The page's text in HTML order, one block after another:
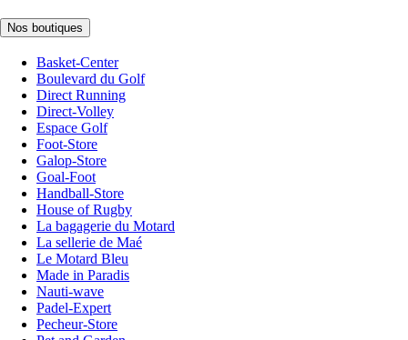
Nos boutiques
Basket-Center
Boulevard du Golf
Direct Running
Direct-Volley
Espace Golf
Foot-Store
Galop-Store
Goal-Foot
Handball-Store
House of Rugby
La bagagerie du Motard
La sellerie de Maé
Le Motard Bleu
Made in Paradis
Nauti-wave
Padel-Expert
Pecheur-Store